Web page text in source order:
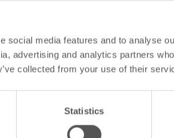
social media features and to analyse
advertising and analytics partners
collected from your use of their
Statistics